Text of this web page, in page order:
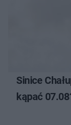
Sinice
kąpać